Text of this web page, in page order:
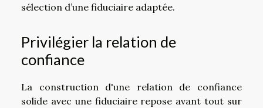
sélection d’une fiduciaire adaptée.
Privilégier la relation de
confiance
La construction d'une relation de confiance
solide avec une fiduciaire repose avant tout sur